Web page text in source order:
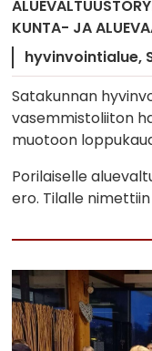
KUNTA- JA
hyvinvointialue
Satakunnan
vasemmistoliiton
muotoon
Porilaiselle
ero. Tilalle